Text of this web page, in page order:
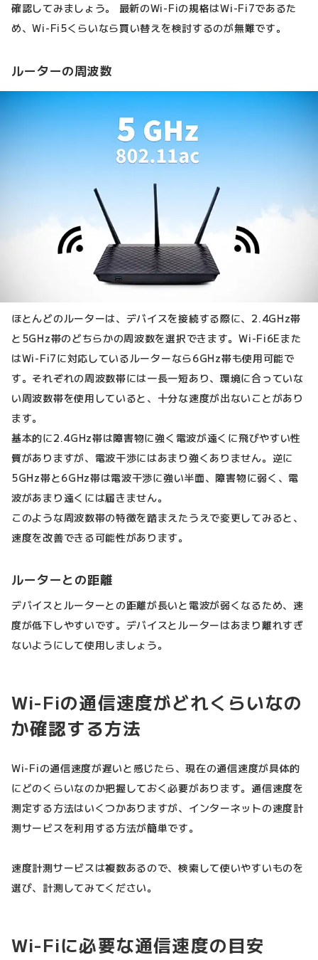
確認してみましょう。 最新のWi-Fiの規格はWi-Fi7であるた
め、Wi-Fi5くらいなら買い替えを検討するのが無難です。
ルーターの周波数
ほとんどのルーターは、デバイスを接続する際に、2.4GHz帯
と5GHz帯のどちらかの周波数を選択できます。Wi-Fi6Eまた
はWi-Fi7に対応しているルーターなら6GHz帯も使用可能で
す。それぞれの周波数帯には一長一短あり、環境に合っていな
い周波数帯を使用していると、十分な速度が出ないことがあり
ます。
基本的に2.4GHz帯は障害物に強く電波が遠くに飛びやすい性
質がありますが、電波干渉にはあまり強くありません。逆に
5GHz帯と6GHz帯は電波干渉に強い半面、障害物に弱く、電
波があまり遠くには届きません。
このような周波数帯の特徴を踏まえたうえで変更してみると、
速度を改善できる可能性があります。
ルーターとの距離
デバイスとルーターとの距離が長いと電波が弱くなるため、速
度が低下しやすいです。デバイスとルーターはあまり離れすぎ
ないようにして使用しましょう。
Wi-Fiの通信速度がどれくらいなの
か確認する方法
Wi-Fiの通信速度が遅いと感じたら、現在の通信速度が具体的
にどのくらいなのか把握しておく必要があります。通信速度を
測定する方法はいくつかありますが、インターネットの速度計
測サービスを利用する方法が簡単です。
速度計測サービスは複数あるので、検索して使いやすいものを
選び、計測してみてください。
Wi-Fiに必要な通信速度の目安